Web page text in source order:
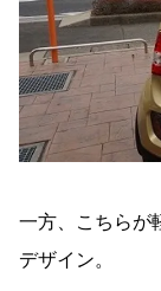
一方、こちらが
デザイン。